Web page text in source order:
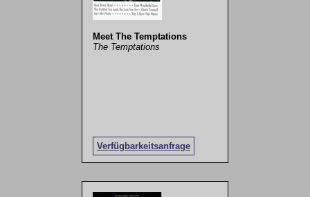
Meet The Temptations
The Temptations
Verfügbarkeitsanfrage